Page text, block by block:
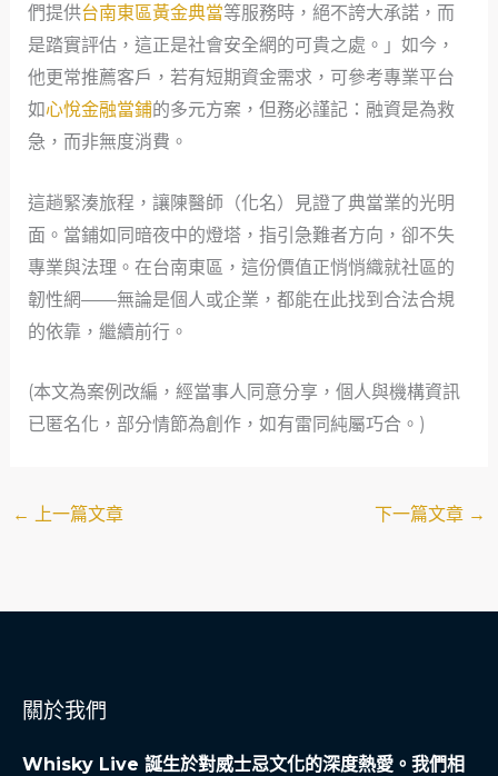
們提供台南東區黃金典當等服務時，絕不誇大承諾，而
是踏實評估，這正是社會安全網的可貴之處。」如今，
他更常推薦客戶，若有短期資金需求，可參考專業平台
如心悅金融當鋪的多元方案，但務必謹記：融資是為救
急，而非無度消費。
這趟緊湊旅程，讓陳醫師（化名）見證了典當業的光明
面。當鋪如同暗夜中的燈塔，指引急難者方向，卻不失
專業與法理。在台南東區，這份價值正悄悄織就社區的
韌性網——無論是個人或企業，都能在此找到合法合規
的依靠，繼續前行。
(本文為案例改編，經當事人同意分享，個人與機構資訊
已匿名化，部分情節為創作，如有雷同純屬巧合。)
← 上一篇文章 下一篇文章 →
關於我們
Whisky Live 誕生於對威士忌文化的深度熱愛。我們相